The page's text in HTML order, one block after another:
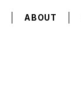
ABOUT